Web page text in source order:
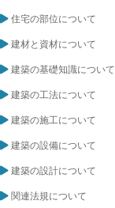
住宅の部位について
建材と資材について
建築の基礎知識について
建築の工法について
建築の施工について
建築の設備について
建築の設計について
関連法規について